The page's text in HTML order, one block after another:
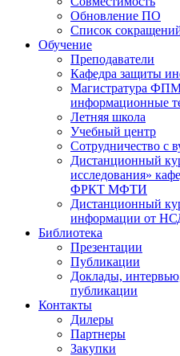
Обновление ПО
Список
Обучение
Преподаватели
Кафедра защиты
Магистратура
информационные
Летняя школа
Учебный центр
Сотрудничество с
Дистанционный
исследования»
ФРКТ МФТИ
Дистанционный
информации от
Библиотека
Презентации
Публикации
Доклады,
публикации
Контакты
Дилеры
Партнеры
Закупки